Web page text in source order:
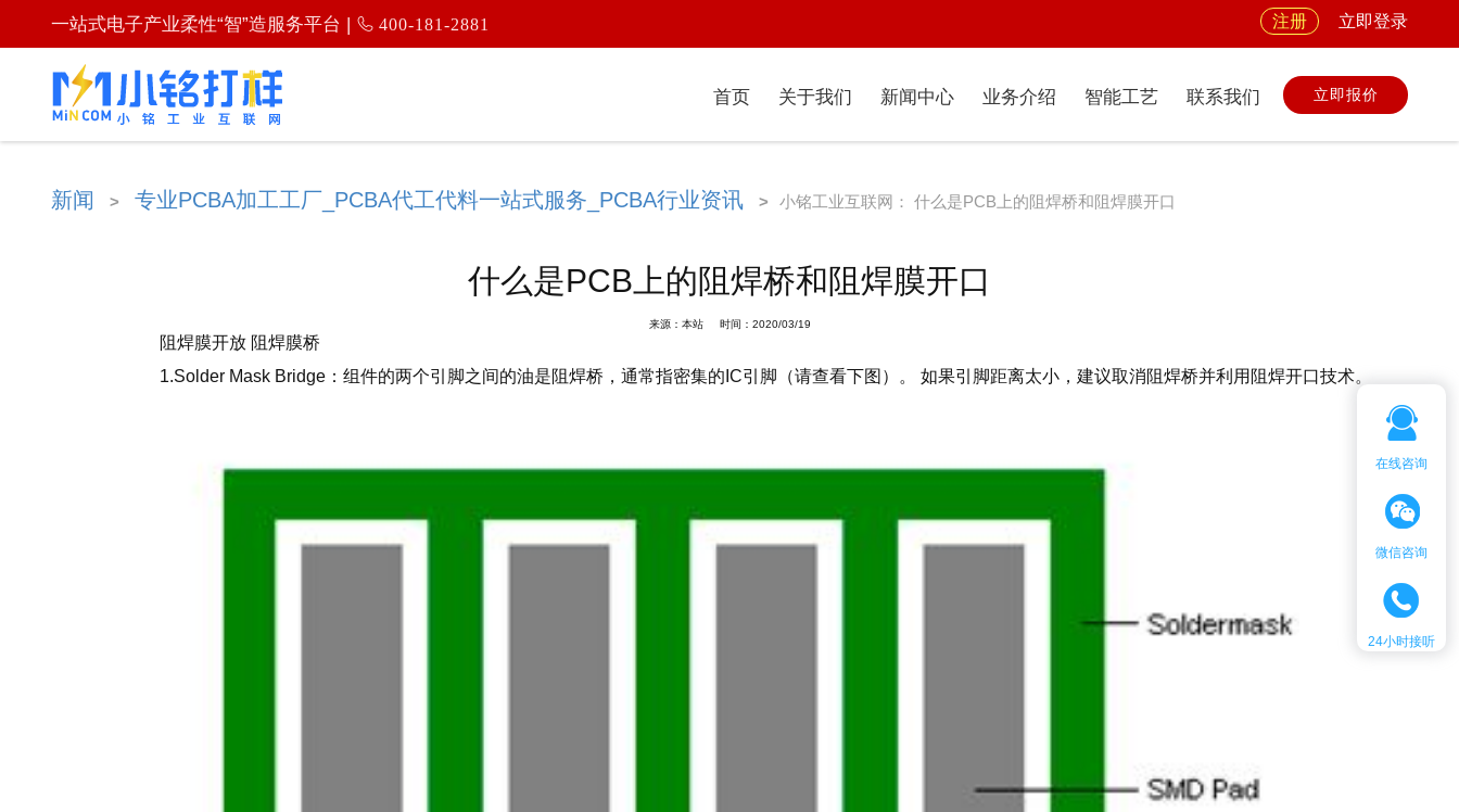
一站式电子产业柔性“智”造服务平台 | 400-181-2881 注册 立即登录
首页 关于我们 新闻中心 业务介绍 智能工艺 联系我们 立即报价
新闻 > 专业PCBA加工工厂_PCBA代工代料一站式服务_PCBA行业资讯 > 小铭工业互联网： 什么是PCB上的阻焊桥和阻焊膜开口
什么是PCB上的阻焊桥和阻焊膜开口
来源：本站 时间：2020/03/19
阻焊膜开放 阻焊膜桥
1.Solder Mask Bridge：组件的两个引脚之间的油是阻焊桥，通常指密集的IC引脚（请查看下图）。 如果引脚距离太小，建议取消阻焊桥并利用阻焊开口技术。
在线咨询
微信咨询
24小时接听